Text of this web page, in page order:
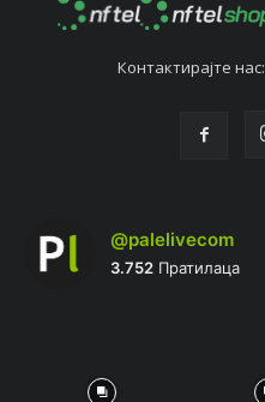
Контактирајтe нас:
@palelivecom
3.752 Пратилаца